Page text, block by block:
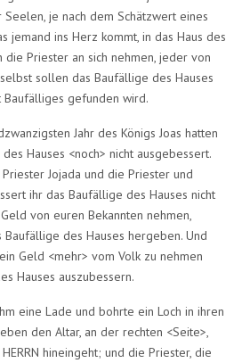
je nach dem Schätzwert eines
jemand ins Herz kommt, in das Haus des
die Priester an sich nehmen, jeder von
sollen das Baufällige des Hauses
Baufälliges gefunden wird.
Jahr des Königs Joas hatten
Hauses <noch> nicht ausgebessert.
Jojada und die Priester und
ihr das Baufällige des Hauses nicht
von euren Bekannten nehmen,
des Hauses hergeben. Und
Geld <mehr> vom Volk zu nehmen
Hauses auszubessern.
eine Lade und bohrte ein Loch in ihren
den Altar, an der rechten <Seite>,
hineingeht; und die Priester, die